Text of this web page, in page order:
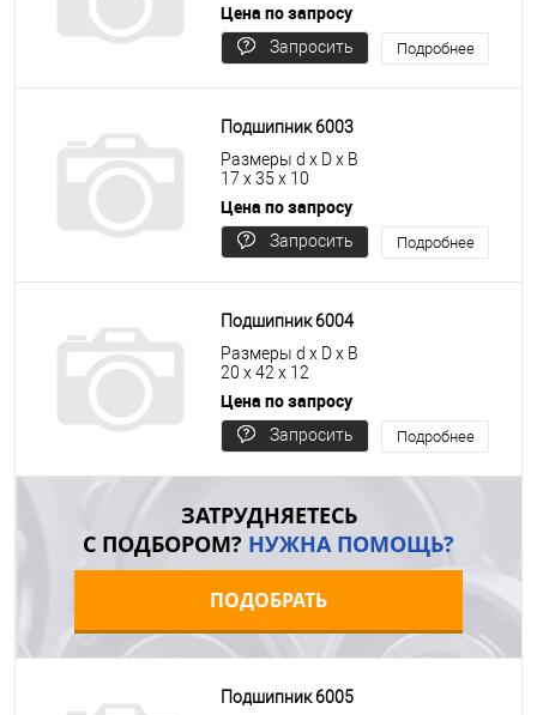
Цена по запросу
Запросить
Подробнее
Подшипник 6003
Размеры d x D x B
17 x 35 x 10
Цена по запросу
Запросить
Подробнее
Подшипник 6004
Размеры d x D x B
20 x 42 x 12
Цена по запросу
Запросить
Подробнее
ЗАТРУДНЯЕТЕСЬ
С ПОДБОРОМ? НУЖНА ПОМОЩЬ?
ПОДОБРАТЬ
Подшипник 6005